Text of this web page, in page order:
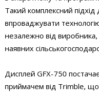
Такий комплексний
впроваджувати
незалежно від
наявних
Дисплей GFX-750
приймачем від Trimble,